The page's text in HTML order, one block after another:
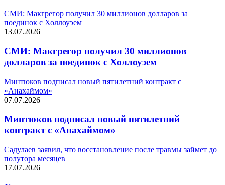
СМИ: Макгрегор получил 30 миллионов долларов за
поединок с Холлоуэем
13.07.2026
СМИ: Макгрегор получил 30 миллионов
долларов за поединок с Холлоуэем
Минтюков подписал новый пятилетний контракт с
«Анахаймом»
07.07.2026
Минтюков подписал новый пятилетний
контракт с «Анахаймом»
Садулаев заявил, что восстановление после травмы займет до
полутора месяцев
17.07.2026